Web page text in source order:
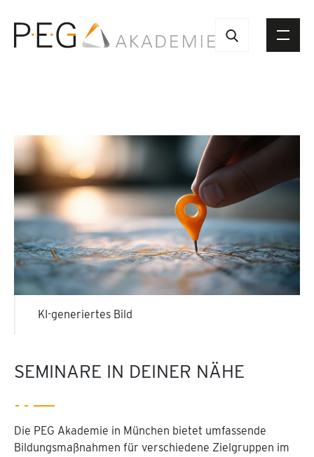
SEMINARE IN DEINER NÄHE
Die PEG Akademie in München bietet umfassende
Bildungsmaßnahmen für verschiedene Zielgruppen im
KI-generiertes Bild